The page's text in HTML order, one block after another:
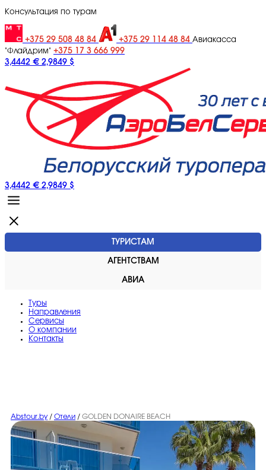
Консультация по турам
+375 29 508 48 84 +375 29 114 48 84 Авиакасса
"Флайдрим" +375 17 3 666 999
3,4442 € 2,9849 $
3,4442 € 2,9849 $
ТУРИСТАМ
АГЕНТСТВАМ
АВИА
Туры
Направления
Сервисы
O компании
Контакты
Abstour.by / Отели / GOLDEN DONAIRE BEACH